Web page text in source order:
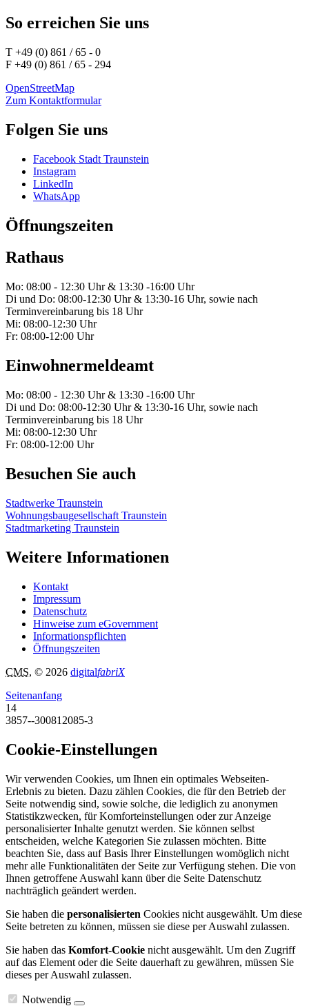
So erreichen Sie uns
T +49 (0) 861 / 65 - 0
F +49 (0) 861 / 65 - 294
OpenStreetMap
Zum Kontaktformular
Folgen Sie uns
Facebook Stadt Traunstein
Instagram
LinkedIn
WhatsApp
Öffnungszeiten
Rathaus
Mo: 08:00 - 12:30 Uhr & 13:30 -16:00 Uhr
Di und Do: 08:00-12:30 Uhr & 13:30-16 Uhr, sowie nach
Terminvereinbarung bis 18 Uhr
Mi: 08:00-12:30 Uhr
Fr: 08:00-12:00 Uhr
Einwohnermeldeamt
Mo: 08:00 - 12:30 Uhr & 13:30 -16:00 Uhr
Di und Do: 08:00-12:30 Uhr & 13:30-16 Uhr, sowie nach
Terminvereinbarung bis 18 Uhr
Mi: 08:00-12:30 Uhr
Fr: 08:00-12:00 Uhr
Besuchen Sie auch
Stadtwerke Traunstein
Wohnungsbaugesellschaft Traunstein
Stadtmarketing Traunstein
Weitere Informationen
Kontakt
Impressum
Datenschutz
Hinweise zum eGovernment
Informationspflichten
Öffnungszeiten
CMS, © 2026 digitalfabriX
Seitenanfang
14
3857--300812085-3
Cookie-Einstellungen
Wir verwenden Cookies, um Ihnen ein optimales Webseiten-
Erlebnis zu bieten. Dazu zählen Cookies, die für den Betrieb der
Seite notwendig sind, sowie solche, die lediglich zu anonymen
Statistikzwecken, für Komforteinstellungen oder zur Anzeige
personalisierter Inhalte genutzt werden. Sie können selbst
entscheiden, welche Kategorien Sie zulassen möchten. Bitte
beachten Sie, dass auf Basis Ihrer Einstellungen womöglich nicht
mehr alle Funktionalitäten der Seite zur Verfügung stehen. Die von
Ihnen getroffene Auswahl kann über die Seite Datenschutz
nachträglich geändert werden.
Sie haben die personalisierten Cookies nicht ausgewählt. Um diese
Seite betreten zu können, müssen sie diese per Auswahl zulassen.
Sie haben das Komfort-Cookie nicht ausgewählt. Um den Zugriff
auf das Element oder die Seite dauerhaft zu gewähren, müssen Sie
dieses per Auswahl zulassen.
Notwendig